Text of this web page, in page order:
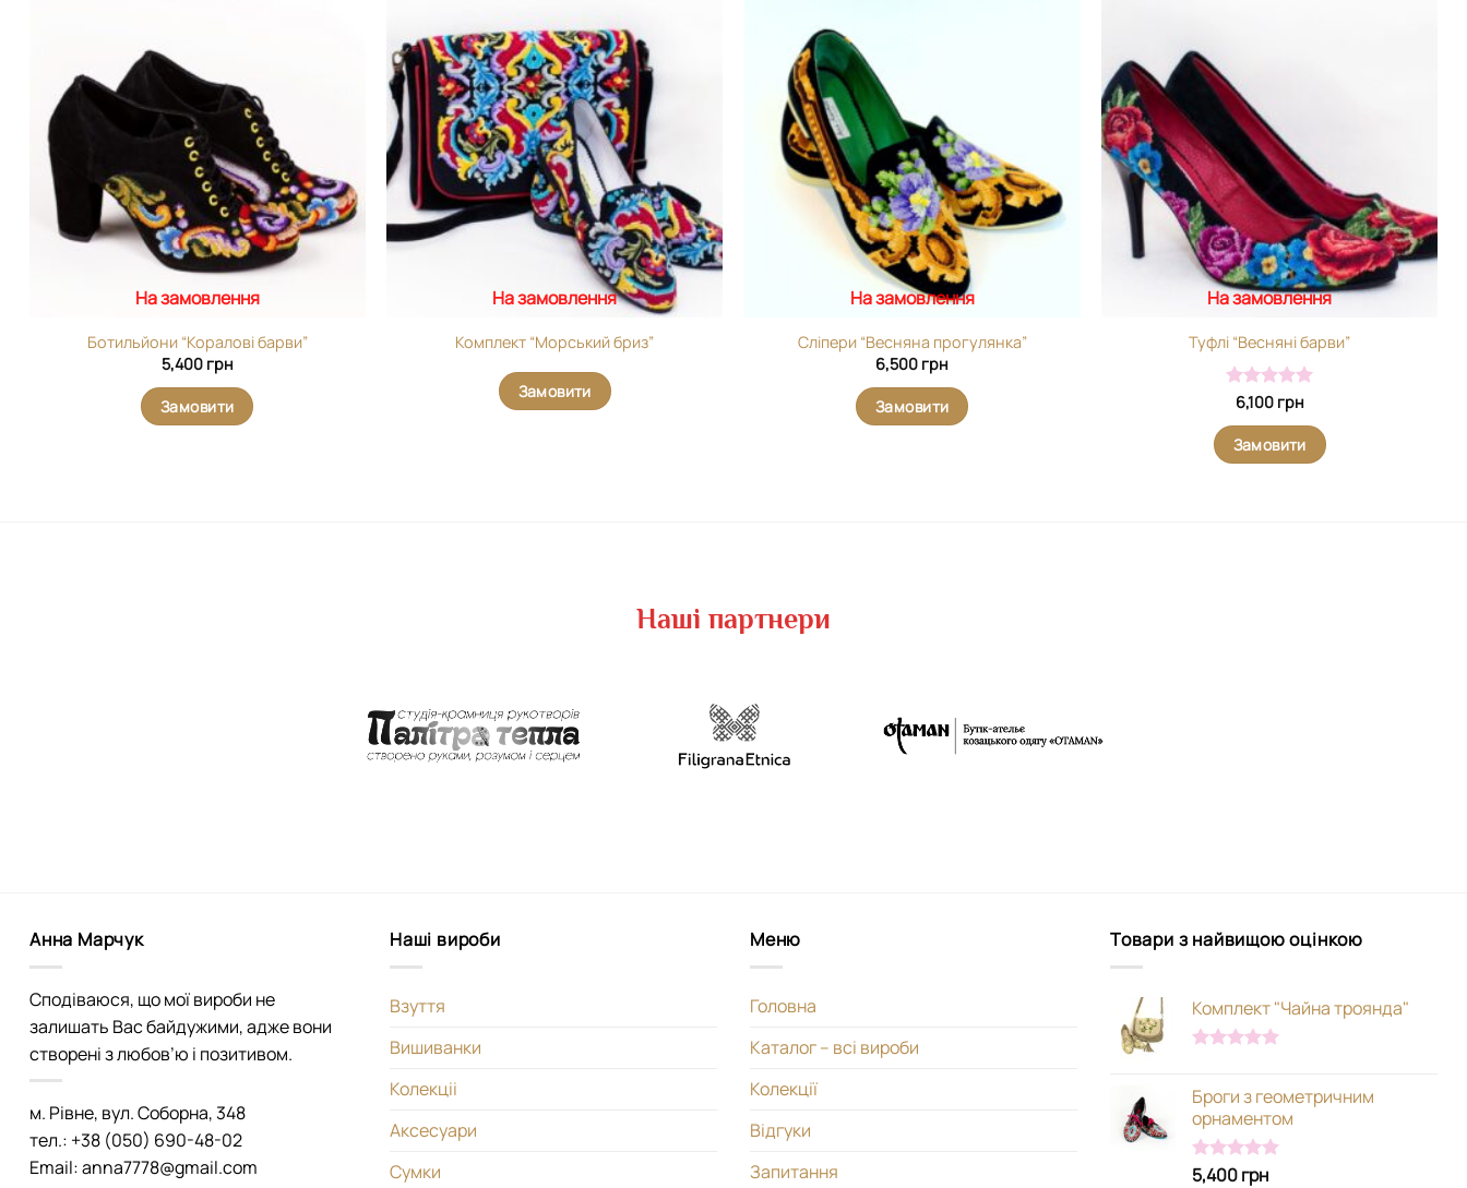
На замовлення
Ботильйони “Коралові барви”
5,400 грн
Замовити
На замовлення
Комплект “Морський бриз”
Замовити
На замовлення
Сліпери “Весняна прогулянка”
6,500 грн
Замовити
На замовлення
Туфлі “Весняні барви”
Оцінено в
6,100 грн
Замовити
Наші партнери
Анна Марчук
Сподіваюся, що мої вироби не
залишать Вас байдужими, адже вони
створені з любов’ю і позитивом.
м. Рівне, вул. Соборна, 348
тел.: +38 (050) 690-48-02
Email: anna7778@gmail.com
Наші вироби
Взуття
Вишиванки
Колекціі
Аксесуари
Сумки
Меню
Головна
Каталог – всі вироби
Колекції
Відгуки
Запитання
Товари з найвищою оцінкою
Комплект "Чайна троянда"
Броги з геометричним
орнаментом
Оцінено в
5,400грн